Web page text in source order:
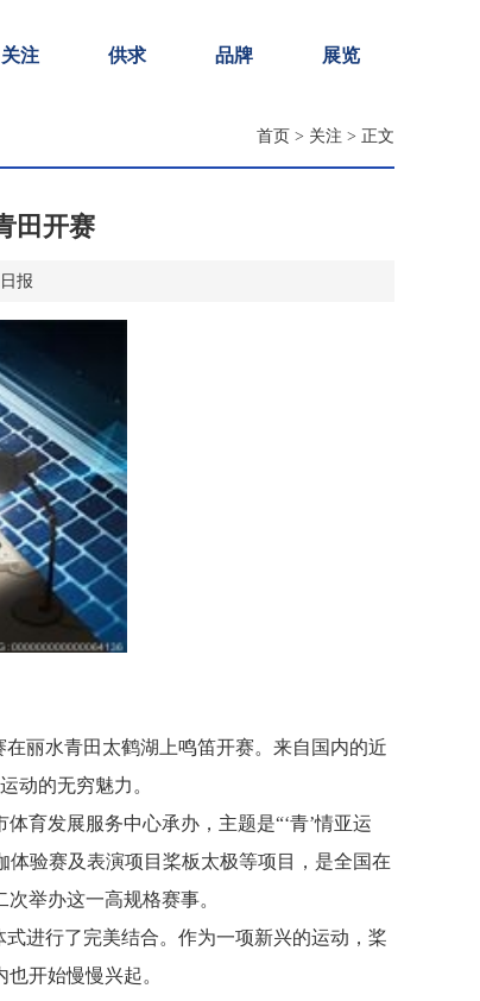
关注 供求 品牌 展览
首页 > 关注 > 正文
田开赛
报
丽水青田太鹤湖上鸣笛开赛。来自国内的近
动的无穷魅力。
育发展服务中心承办，主题是“‘青’情亚运
体验赛及表演项目桨板太极等项目，是全国在
举办这一高规格赛事。
进行了完美结合。作为一项新兴的运动，桨
开始慢慢兴起。